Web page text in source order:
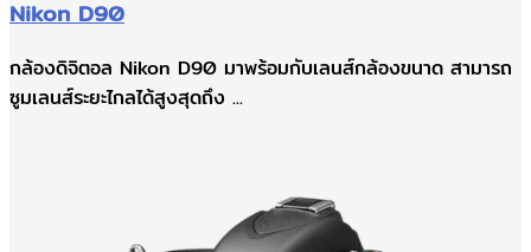
Nikon D90
กล้องดิจิตอล Nikon D90 มาพร้อมกับเลนส์กล้องขนาด สามารถ
ซูมเลนส์ระยะไกลได้สูงสุดถึง ...